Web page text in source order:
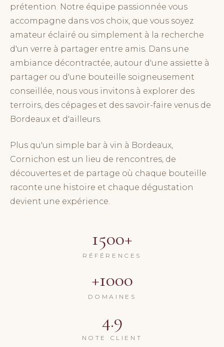
prétention. Notre équipe passionnée vous
accompagne dans vos choix, que vous soyez
amateur éclairé ou simplement à la recherche
d'un verre à partager entre amis. Dans une
ambiance décontractée, autour d'une assiette à
partager ou d'une bouteille soigneusement
conseillée, nous vous invitons à explorer des
terroirs, des cépages et des savoir-faire venus de
Bordeaux et d'ailleurs.
Plus qu'un simple bar à vin à Bordeaux,
Cornichon est un lieu de rencontres, de
découvertes et de partage où chaque bouteille
raconte une histoire et chaque dégustation
devient une expérience.
1500+
RÉFÉRENCES
+1000
DOMAINES
4.9
NOTE CLIENT